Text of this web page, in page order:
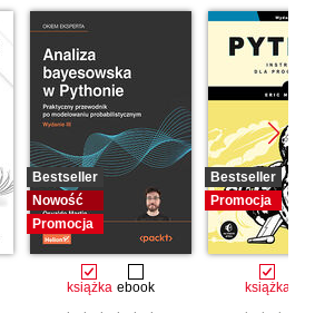
Bestseller
Nowość
Promocja
książka ebook
Bestseller
Promocja
książka